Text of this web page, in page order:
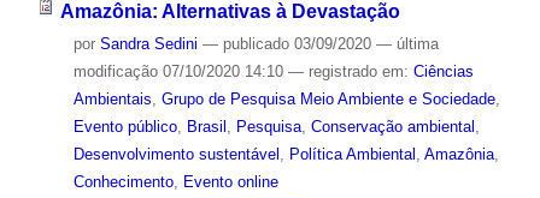
Amazônia: Alternativas à Devastação
por Sandra Sedini — publicado03/09/2020 — última
modificação07/10/2020 14:10 — registrado em: Ciências
Ambientais, Grupo de Pesquisa Meio Ambiente e Sociedade,
Evento público, Brasil , Pesquisa, Conservação ambiental ,
Desenvolvimento sustentável , Política Ambiental , Amazônia,
Conhecimento, Evento online